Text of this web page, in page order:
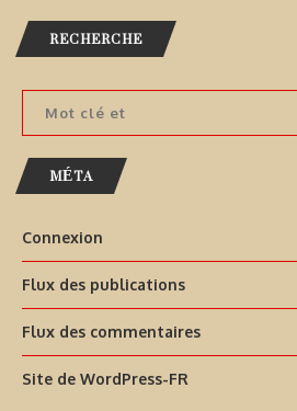
RECHERCHE
MÉTA
Connexion
Flux des publications
Flux des commentaires
Site de WordPress-FR